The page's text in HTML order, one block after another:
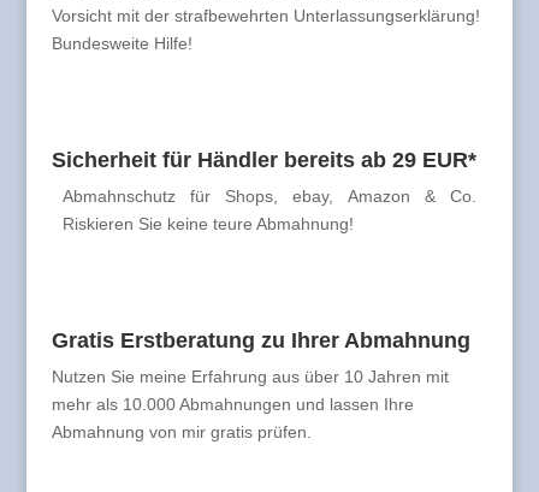
Vorsicht mit der strafbewehrten Unterlassungserklärung!
Bundesweite Hilfe!
Sicherheit für Händler bereits ab 29 EUR*
Abmahnschutz für Shops, ebay, Amazon & Co.
Riskieren Sie keine teure Abmahnung!
Gratis Erstberatung zu Ihrer Abmahnung
Nutzen Sie meine Erfahrung aus über 10 Jahren mit
mehr als 10.000 Abmahnungen und lassen Ihre
Abmahnung von mir gratis prüfen.